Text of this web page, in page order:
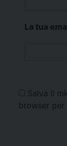
La tua
Salva il
browser per